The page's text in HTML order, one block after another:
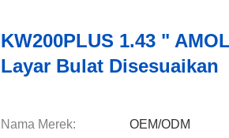
KW200PLUS 1.43 "
Layar Bulat Disesuaikan
Nama Merek: OEM/ODM